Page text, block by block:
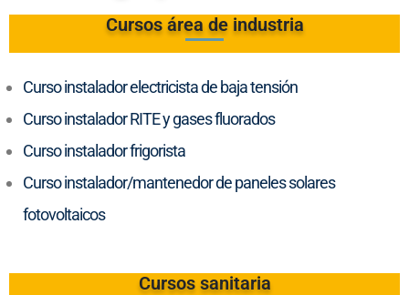
Cursos área de industria
Curso instalador electricista de baja tensión
Curso instalador RITE y gases fluorados
Curso instalador frigorista
Curso instalador/mantenedor de paneles solares
fotovoltaicos
Cursos sanitaria